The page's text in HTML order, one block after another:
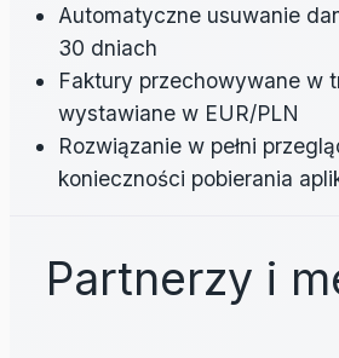
Automatyczne usuwanie
30 dniach
Faktury przechowywane w
wystawiane w EUR/PLN
Rozwiązanie w pełni
konieczności pobierania
Partnerzy i